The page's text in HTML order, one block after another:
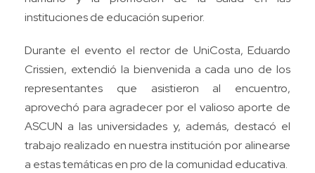
instituciones de educación superior.
Durante el evento el rector de UniCosta, Eduardo
Crissien, extendió la bienvenida a cada uno de los
representantes que asistieron al encuentro,
aprovechó para agradecer por el valioso aporte de
ASCUN a las universidades y, además, destacó el
trabajo realizado en nuestra institución por alinearse
a estas temáticas en pro de la comunidad educativa.